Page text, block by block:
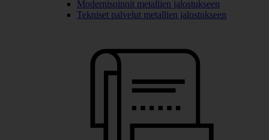
Modernisoinnit metallien jalostukseen
Tekniset palvelut metallien jalostukseen